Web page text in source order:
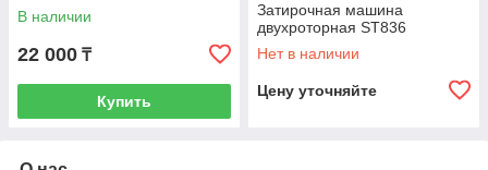
В наличии
22 000 ₸
Купить
Затирочная машина
двухроторная ST836
Нет в наличии
Цену уточняйте